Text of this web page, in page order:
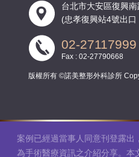
台北市大安區復興
(忠孝復興站4號出
02-27117999
Fax : 02-27790668
版權所有 ©諾美整形外科診所
案例已經過當事人同意刊登露出
為手術醫療資訊之介紹分享。本